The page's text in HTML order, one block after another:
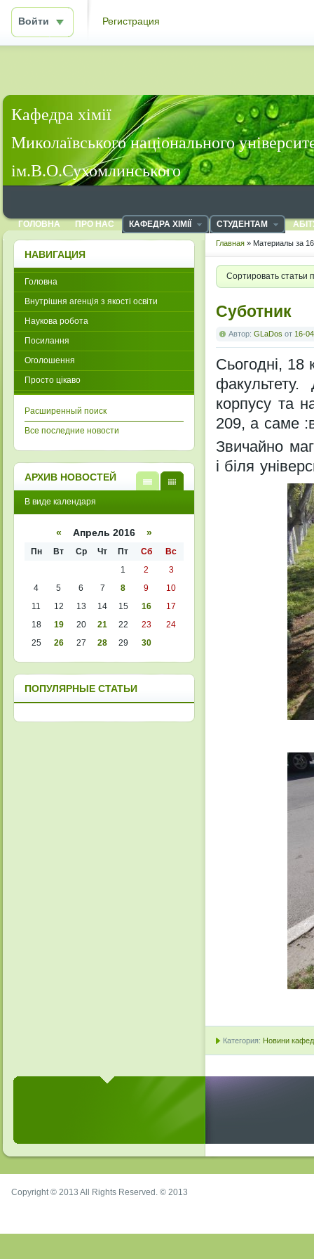
Войти Регистрация
Кафедра хімії
Миколаївського національного
ім.В.О.Сухомлинського
ГОЛОВНА ПРО НАС КАФЕДРА ХІМІЇ СТУДЕНТАМ
Главная » Материалы за
Сортировать статьи
Суботник
Автор: GLaDos от 16-
Сьогодні, 18
корпусу та
209, а саме
Звичайно
і біля
Категория: Новини
НАВИГАЦИЯ
Головна
Внутрішня агенція з якості освіти
Наукова робота
Посилання
Оголошення
Просто цікаво
Расширенный поиск
Все последние новости
АРХИВ НОВОСТЕЙ
кален
списк
В виде календаря
« Апрель 2016 »
Пн Вт Ср Чт Пт Сб
Вс
1
2
3
4
5 6 7 8 9
10
11
12 13 14 15 16
17
18
19 20 21 22 23
24
25
26 27 28 29 30
ПОПУЛЯРНЫЕ СТАТЬИ
Copyright © 2013 All Rights Reserved. © 2013